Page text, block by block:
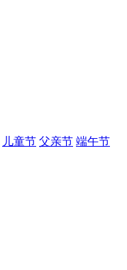
儿童节 父亲节 端午节